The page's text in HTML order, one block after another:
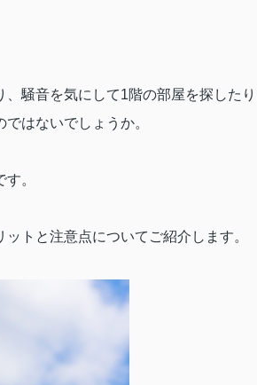
、騒音を気にして1階の部屋を探したり
はないでしょうか。
。
トと注意点についてご紹介します。